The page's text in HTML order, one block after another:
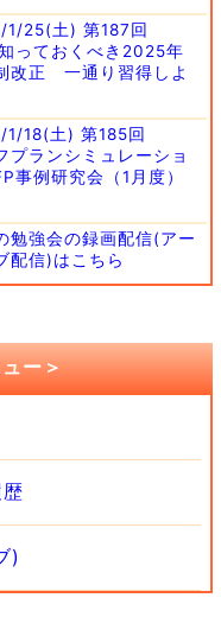
1/25(土) 第187回
っておくべき2025年
改正 一通り習得しよ
1/18(土) 第185回
プランシミュレーショ
事例研究会（1月度）
勉強会の録画配信(アー
配信)はこちら
ー＞
)